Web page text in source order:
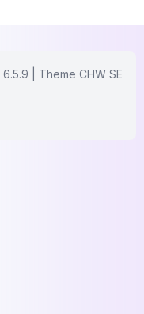
| Theme CHW SE